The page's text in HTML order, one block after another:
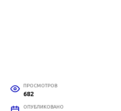
ПРОСМОТРОВ
682
ОПУБЛИКОВАНО